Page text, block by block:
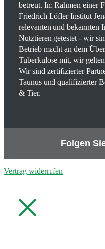
betreut. Im Rahmen einer
Friedrich Löfler Institut
relevanten und bekannten
Nutztieren getestet - wir
Betrieb macht an dem
Tuberkulose mit, wir
Wir sind zertifizierter
Taunus und qualifizierter
& Tier.
Folgen
Vertrag widerrufen